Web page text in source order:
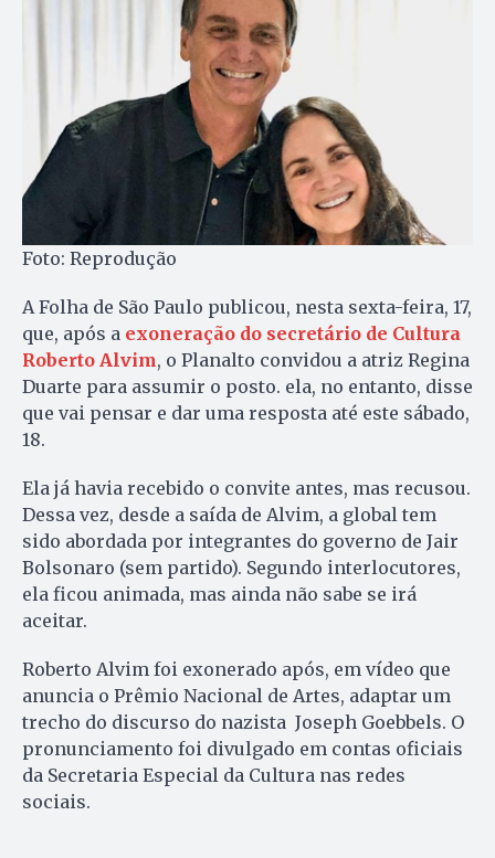
Foto: Reprodução
A Folha de São Paulo publicou, nesta sexta-feira, 17,
que, após a exoneração do secretário de Cultura
Roberto Alvim, o Planalto convidou a atriz Regina
Duarte para assumir o posto. ela, no entanto, disse
que vai pensar e dar uma resposta até este sábado,
18.
Ela já havia recebido o convite antes, mas recusou.
Dessa vez, desde a saída de Alvim, a global tem
sido abordada por integrantes do governo de Jair
Bolsonaro (sem partido). Segundo interlocutores,
ela ficou animada, mas ainda não sabe se irá
aceitar.
Roberto Alvim foi exonerado após, em vídeo que
anuncia o Prêmio Nacional de Artes, adaptar um
trecho do discurso do nazista Joseph Goebbels. O
pronunciamento foi divulgado em contas oficiais
da Secretaria Especial da Cultura nas redes
sociais.